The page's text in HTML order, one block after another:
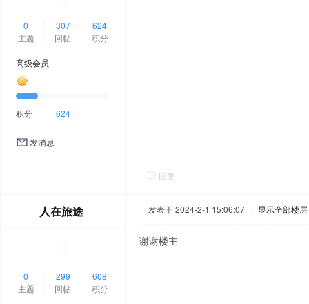
0
主题
307
回帖
624
积分
高级会员
积分 624
发消息
回复
人在旅途
0
主题
299
回帖
608
积分
发表于 2024-2-1 15:06:07 显示全部楼层
谢谢楼主